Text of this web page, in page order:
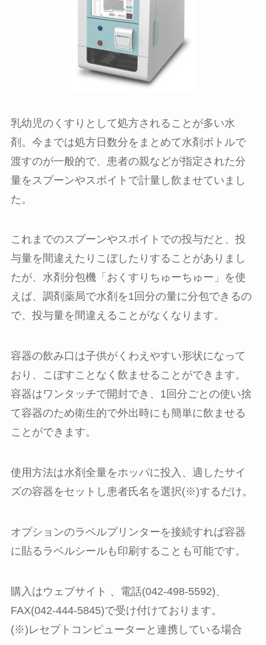
乳幼児のくすりとして処方されることが多い水
剤。今までは処方日数分をまとめて水剤ボトルで
渡すのが一般的で、患者の親などが指定された分
量をスプーンやスポイトで計量し飲ませていまし
た。
これまでのスプーンやスポイトでの投与だと、投
与量を間違えたりこぼしたりすることがありまし
たが、水剤分包機「おくすりちゅーちゅー」を使
えば、調剤薬局で水剤を1回分の量に分包できるの
で、投与量を間違えることがなくなります。
容器の飲み口は子供がくわえやすい形状になって
おり、こぼすことなく飲ませることができます。
容器はワンタッチで開封でき、1回分ごとの使い捨
て容器のため衛生的で外出時にも簡単に飲ませる
ことができます。
使用方法は水剤全量をホッパに投入、適したサイ
ズの容器をセットし患者氏名を選択(※)するだけ。
オプションのラベルプリンターを接続すれば容器
に貼るラベルシールも印刷することも可能です。
購入はウェブサイト 、電話(042-498-5592)、
FAX(042-444-5845)で受け付けております。
(※)レセプトコンピューターと連携している場合